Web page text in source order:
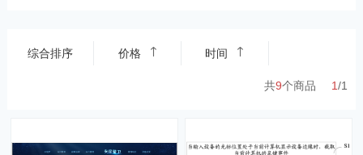
综合排序 价格 时间
共9个商品 1/1